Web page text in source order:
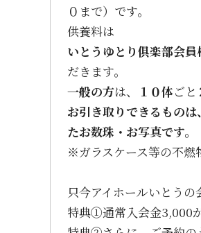
０まで）です。
供養料は
いとうゆとり俱楽部会員
だきます。
一般の方は、 １０体ごと
お引き取りできるもの
たお数珠・お写真です。
※ガラスケース等の不燃
只今アイホールいとう
特典①通常入会金3,000